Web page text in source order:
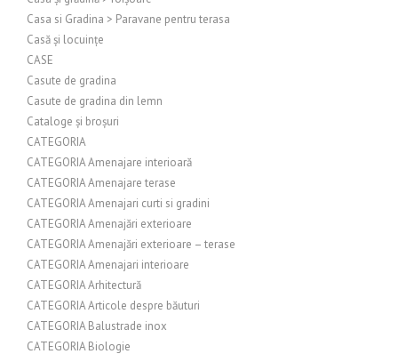
Casa si Gradina > Paravane pentru terasa
Casă și locuințe
CASE
Casute de gradina
Casute de gradina din lemn
Cataloge și broșuri
CATEGORIA
CATEGORIA Amenajare interioară
CATEGORIA Amenajare terase
CATEGORIA Amenajari curti si gradini
CATEGORIA Amenajări exterioare
CATEGORIA Amenajări exterioare – terase
CATEGORIA Amenajari interioare
CATEGORIA Arhitectură
CATEGORIA Articole despre băuturi
CATEGORIA Balustrade inox
CATEGORIA Biologie